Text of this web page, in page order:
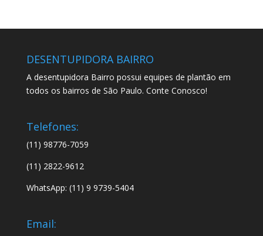
DESENTUPIDORA BAIRRO
A desentupidora Bairro possui equipes de plantão em
todos os bairros de São Paulo. Conte Conosco!
Telefones:
(11) 98776-7059
(11) 2822-9612
WhatsApp: (11) 9 9739-5404
Email: